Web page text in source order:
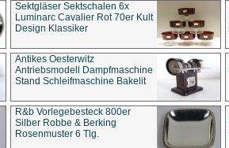
Sektgläser Sektschalen 6x
Luminarc Cavalier Rot 70er Kult
Design Klassiker
Antikes Oesterwitz
Antriebsmodell Dampfmaschine
Stand Schleifmaschine Bakelit
R&b Vorlegebesteck 800er
Silber Robbe & Berking
Rosenmuster 6 Tlg.